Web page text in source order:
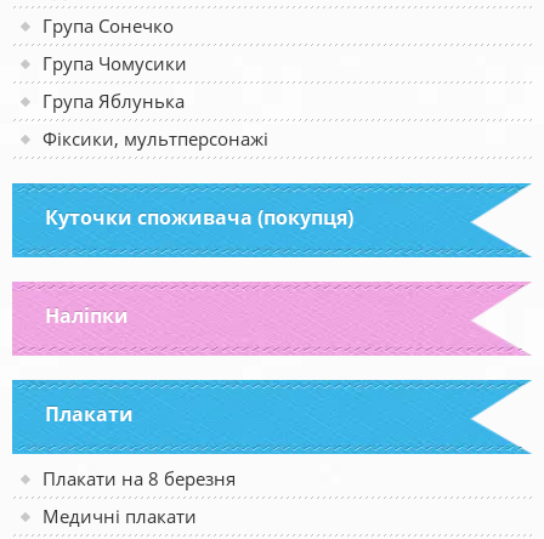
Група Сонечко
Група Чомусики
Група Яблунька
Фіксики, мультперсонажі
Куточки споживача (покупця)
Наліпки
Плакати
Плакати на 8 березня
Медичні плакати